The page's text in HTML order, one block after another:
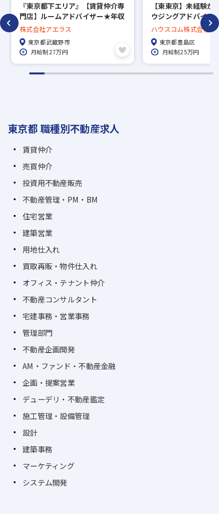
『東京都下エリア』【賃貸仲介専
門店】ルームアドバイザー★年収
1000万円以上可能！賞与年2回＋
毎月インセンティブ＋手当充実★
残業月20h以下★5連休以上OK
株式会社アエラス
東京都武蔵野市
月給制27万円
【東東京】未経験か
ウジングアドバイザ
営業】
ハウスコム株式会社
東京都豊島区
月給制25万円
東京都 職種別不動産求人
賃貸仲介
売買仲介
投資用不動産販売
不動産管理・PM・BM
住宅営業
建築営業
用地仕入れ
買取再販・物件仕入れ
オフィス・テナント仲介
不動産コンサルタント
宅建事務・営業事務
管理部門
不動産企画開発
AM・ファンド・不動産金融
企画・提案営業
デューデリ・不動産鑑定
施工管理・設備管理
設計
建築事務
マーケティング
システム開発